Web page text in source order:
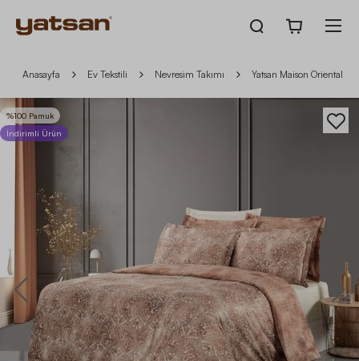
Anasayfa Ev Tekstili Nevresim Takımı Yatsan Maison Oriental
%100 Pamuk
İndirimli Ürün